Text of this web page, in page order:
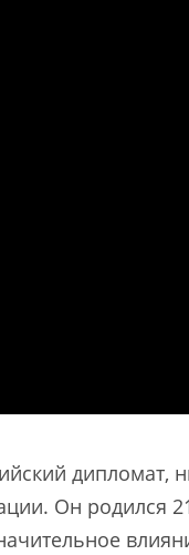
дипломат,
Он родился